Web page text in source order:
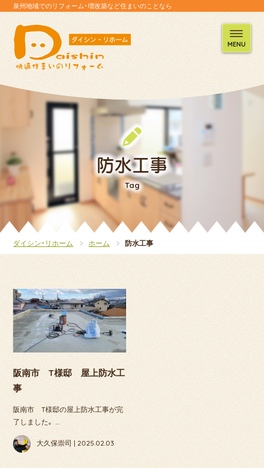
泉州地域でのリフォーム・増改築など住まいのことなら
MENU
防水工事
Tag
ダイシン・リホーム ホーム 防水工事
阪南市 T様邸 屋上防水工
事
阪南市 T様邸の屋上防水工事が完
了しました。 …
大久保崇司 | 2025.02.03